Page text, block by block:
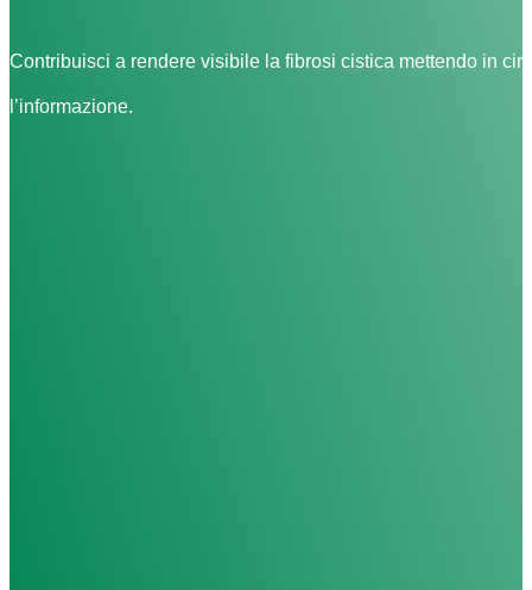
Contribuisci a rendere visibile la fibrosi cistica mettendo in
l’informazione.